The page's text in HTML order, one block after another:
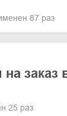
87 раз
на заказ
25 раз